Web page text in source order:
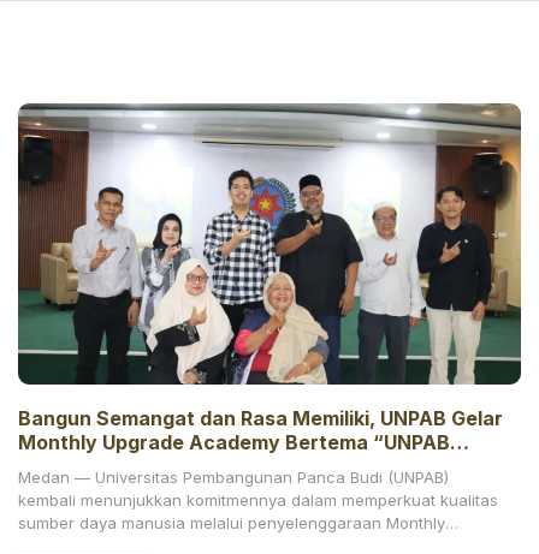
Bangun Semangat dan Rasa Memiliki, UNPAB Gelar
Monthly Upgrade Academy Bertema “UNPAB
Legacy and Pride Experience”
Medan — Universitas Pembangunan Panca Budi (UNPAB)
kembali menunjukkan komitmennya dalam memperkuat kualitas
sumber daya manusia melalui penyelenggaraan Monthly